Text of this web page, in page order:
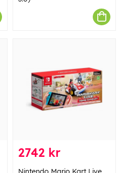
2742 kr